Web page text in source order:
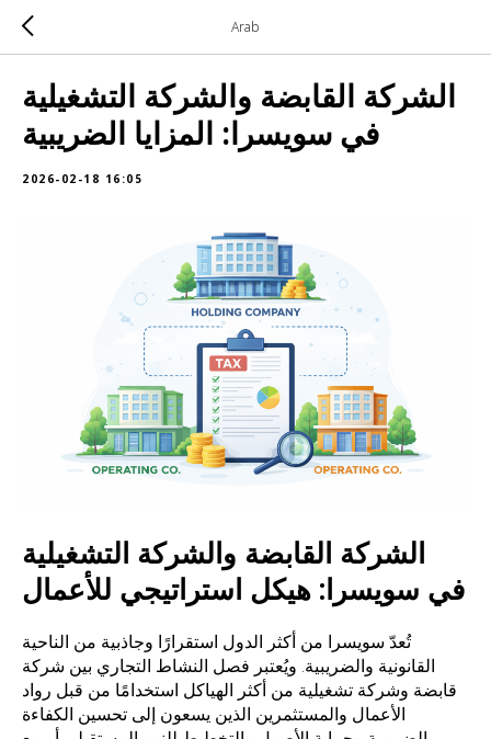
Arab
الشركة القابضة والشركة التشغيلية
في سويسرا: المزايا الضريبية
2026-02-18 16:05
الشركة القابضة والشركة التشغيلية
في سويسرا: هيكل استراتيجي للأعمال
تُعدّ سويسرا من أكثر الدول استقرارًا وجاذبية من الناحية
القانونية والضريبية. ويُعتبر فصل النشاط التجاري بين شركة
قابضة وشركة تشغيلية من أكثر الهياكل استخدامًا من قبل رواد
الأعمال والمستثمرين الذين يسعون إلى تحسين الكفاءة